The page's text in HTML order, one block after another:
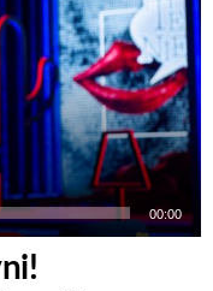
00:00